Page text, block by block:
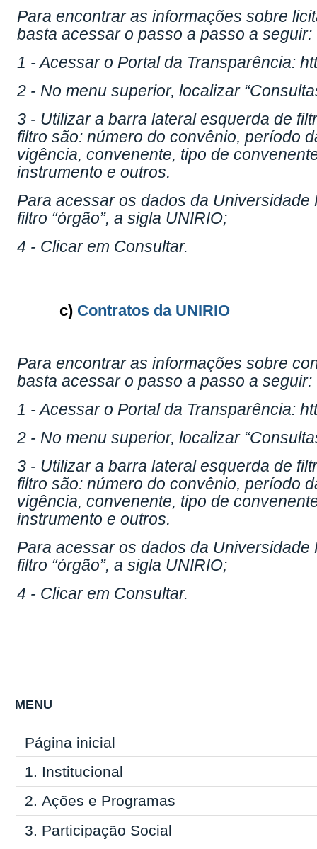
Para encontrar as informações sobre
basta acessar o passo a passo a seguir:
1 - Acessar o Portal da Transparência:
2 - No menu superior, localizar
3 - Utilizar a barra lateral esquerda de
filtro são: número do convênio, período
vigência, convenente, tipo de
instrumento e outros.
Para acessar os dados da
filtro “órgão”, a sigla UNIRIO;
4 - Clicar em Consultar.
c) Contratos da UNIRIO
Para encontrar as informações sobre
basta acessar o passo a passo a seguir:
1 - Acessar o Portal da Transparência:
2 - No menu superior, localizar
3 - Utilizar a barra lateral esquerda de
filtro são: número do convênio, período
vigência, convenente, tipo de
instrumento e outros.
Para acessar os dados da
filtro “órgão”, a sigla UNIRIO;
4 - Clicar em Consultar.
MENU
Página inicial
1. Institucional
2. Ações e Programas
3. Participação Social